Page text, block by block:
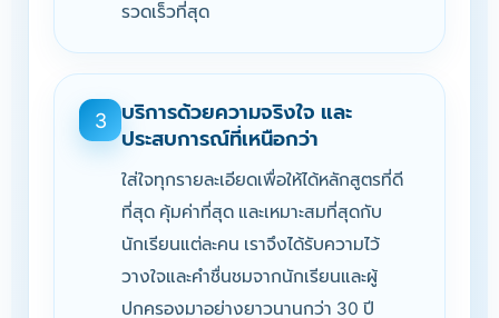
รวดเร็วที่สุด
3
บริการด้วยความจริงใจ และ
ประสบการณ์ที่เหนือกว่า
ใส่ใจทุกรายละเอียดเพื่อให้ได้หลักสูตรที่ดี
ที่สุด คุ้มค่าที่สุด และเหมาะสมที่สุดกับ
นักเรียนแต่ละคน เราจึงได้รับความไว้
วางใจและคำชื่นชมจากนักเรียนและผู้
ปกครองมาอย่างยาวนานกว่า 30 ปี